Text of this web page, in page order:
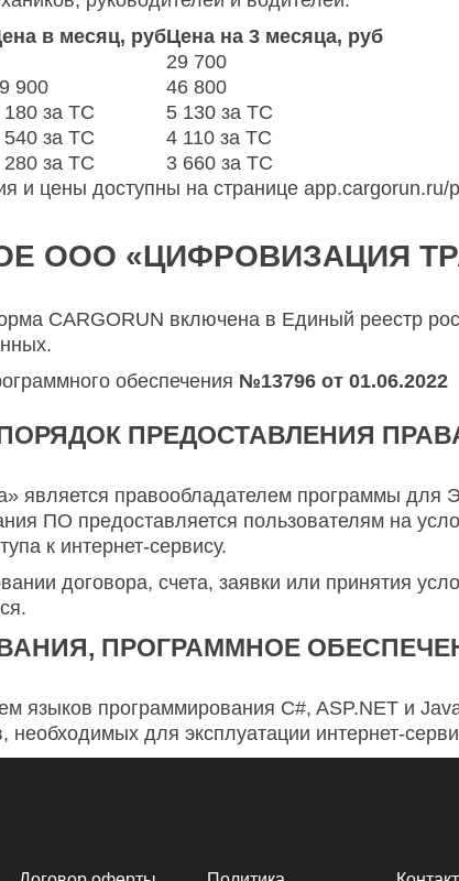
в месяц, рубЦена на 3 месяца, руб
29 700
900 46 800
180 за ТС
5 130 за ТС
540 за ТС
4 110 за ТС
280 за ТС
3 660 за ТС
и цены доступны на странице app.cargorun.ru/
ООО «ЦИФРОВИЗАЦИЯ
CARGORUN включена в Единый реестр
обеспечения №13796 от 01.06.2022
ПРЕДОСТАВЛЕНИЯ
является правообладателем программы
ПО предоставляется пользователям на
к интернет-сервису.
договора, счета, заявки или принятия
ПРОГРАММНОЕ
языков программирования C#, ASP.NET и
необходимых для эксплуатации интернет-